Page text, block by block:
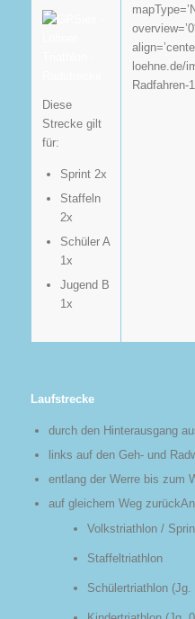
Diese
Strecke gilt
für:
Sprint 2x
Staffeln
2x
Schüler A
1x
Jugend B
1x
loehne.de/
Radfahren-
Laufstrecke
durch den Hinterausgang
links auf den Geh- und
entlang der Werre bis zum
auf gleichem Weg
Volkstriathlon /
Schülertriathlon